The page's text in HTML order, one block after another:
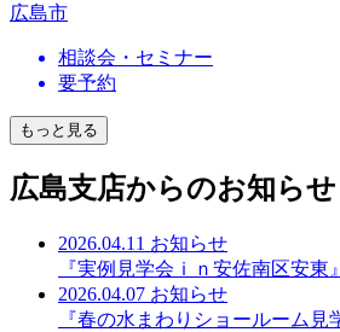
広島市
相談会・セミナー
要予約
もっと見る
広島支店からのお知らせ
2026.04.11 お知らせ
『実例見学会ｉｎ安佐南区安東
2026.04.07 お知らせ
『春の水まわりショールーム見